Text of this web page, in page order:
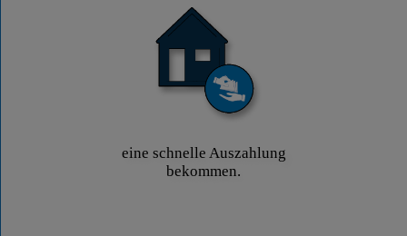
eine schnelle Auszahlung
bekommen.